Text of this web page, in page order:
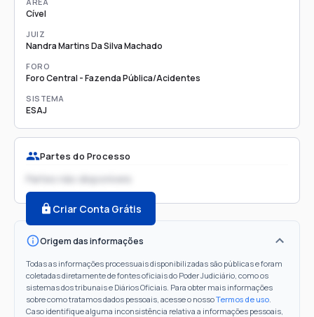
Cível
JUIZ
Nandra Martins Da Silva Machado
FORO
Foro Central - Fazenda Pública/Acidentes
SISTEMA
ESAJ
Partes do Processo
Partes não disponíveis
Criar Conta Grátis
Origem das informações
Todas as informações processuais disponibilizadas são públicas e foram
coletadas diretamente de fontes oficiais do Poder Judiciário, como os
sistemas dos tribunais e Diários Oficiais. Para obter mais informações
sobre como tratamos dados pessoais, acesse o nossoTermos de uso.
Caso identifique alguma inconsistência relativa a informações pessoais,